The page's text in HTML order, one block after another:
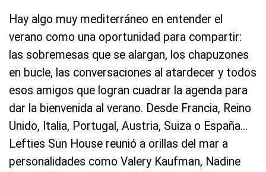
Hay algo muy mediterráneo en entender el
verano como una oportunidad para compartir:
las sobremesas que se alargan, los chapuzones
en bucle, las conversaciones al atardecer y todos
esos amigos que logran cuadrar la agenda para
dar la bienvenida al verano. Desde Francia, Reino
Unido, Italia, Portugal, Austria, Suiza o España...
Lefties Sun House reunió a orillas del mar a
personalidades como Valery Kaufman, Nadine